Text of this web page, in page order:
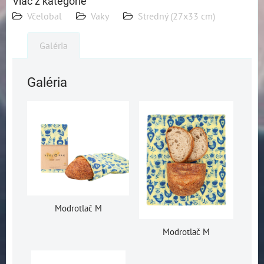
Včelobal Vaky Stredný (27x33 cm)
Galéria
Galéria
Modrotlač M
Modrotlač M